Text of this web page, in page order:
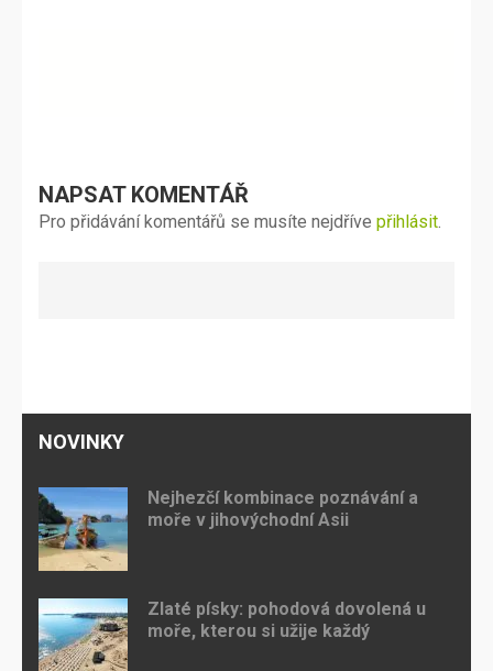
NAPSAT KOMENTÁŘ
Pro přidávání komentářů se musíte nejdříve přihlásit
NOVINKY
Nejhezčí kombinace poznávání a
moře v jihovýchodní Asii
Zlaté písky: pohodová dovolená u
moře, kterou si užije každý